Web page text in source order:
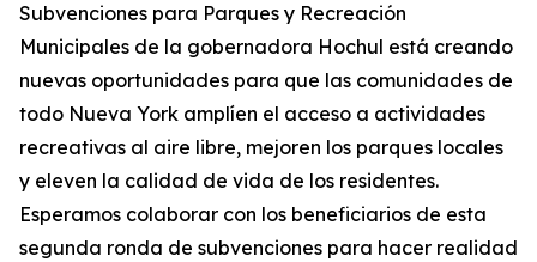
Subvenciones para Parques y Recreación
Municipales de la gobernadora Hochul está creando
nuevas oportunidades para que las comunidades de
todo Nueva York amplíen el acceso a actividades
recreativas al aire libre, mejoren los parques locales
y eleven la calidad de vida de los residentes.
Esperamos colaborar con los beneficiarios de esta
segunda ronda de subvenciones para hacer realidad